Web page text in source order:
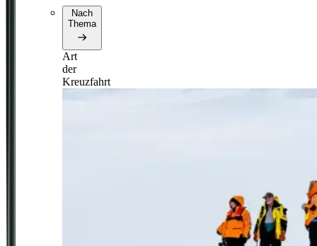
Nach
Thema
Art
der
Kreuzfahrt